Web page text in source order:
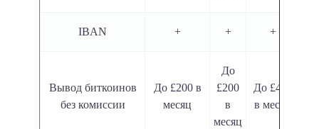
IBAN + + +
Вывод биткоинов
без комиссии
До £200 в
месяц
До
£200
в
месяц
До £400
в месяц